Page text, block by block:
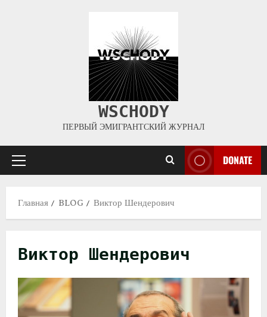
WSCHODY
ПЕРВЫЙ ЭМИГРАНТСКИЙ ЖУРНАЛ
DONATE
Главная BLOG Виктор Шендерович
Виктор Шендерович